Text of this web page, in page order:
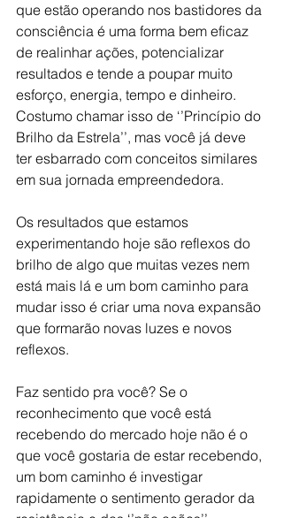
que estão operando nos bastidores da
consciência é uma forma bem eficaz
de realinhar ações, potencializar
resultados e tende a poupar muito
esforço, energia, tempo e dinheiro.
Costumo chamar isso de ‘’Princípio do
Brilho da Estrela’’, mas você já deve
ter esbarrado com conceitos similares
em sua jornada empreendedora.
Os resultados que estamos
experimentando hoje são reflexos do
brilho de algo que muitas vezes nem
está mais lá e um bom caminho para
mudar isso é criar uma nova expansão
que formarão novas luzes e novos
reflexos.
Faz sentido pra você? Se o
reconhecimento que você está
recebendo do mercado hoje não é o
que você gostaria de estar recebendo,
um bom caminho é investigar
rapidamente o sentimento gerador da